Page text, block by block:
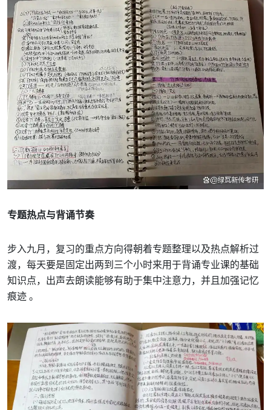
专题热点与背诵节奏
步入九月，复习的重点方向得朝着专题整理以及热点解析过
渡，每天要是固定出两到三个小时来用于背诵专业课的基础
知识点，出声去朗读能够有助于集中注意力，并且加强记忆
痕迹 。